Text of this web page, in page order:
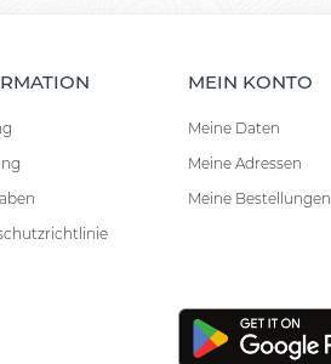
MEIN KONTO
Meine Daten
Meine Adressen
Meine Bestellungen